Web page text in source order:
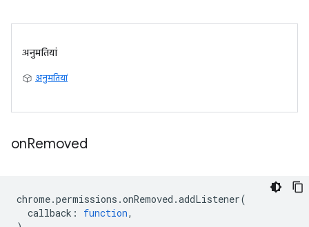
अनुमतियां
अनुमतियां
onRemoved
chrome.permissions .onRemoved .addListener(
callback : function,